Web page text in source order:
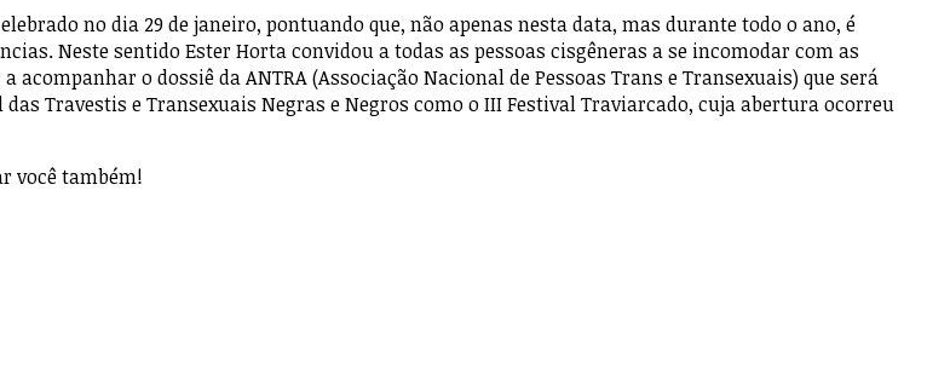
no dia 29 de janeiro, pontuando que, não apenas nesta data, mas durante todo o ano, é
Neste sentido Ester Horta convidou a todas as pessoas cisgêneras a se incomodar com as
o dossiê da ANTRA (Associação Nacional de Pessoas Trans e Transexuais) que será
Travestis e Transexuais Negras e Negros como o III Festival Traviarcado, cuja abertura ocorreu
você também!